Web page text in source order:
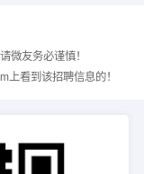
微友务必谨慎！
上看到该招聘信息的！